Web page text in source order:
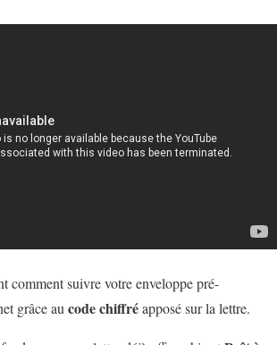
comment suivre votre enveloppe pré-
grâce au code chiffréapposé sur la lettre.